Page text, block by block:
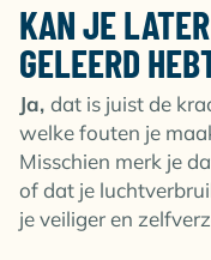
KAN JE
GELEERD
Ja, dat is juist de
welke fouten je
Misschien merk je
of dat je
je veiliger en